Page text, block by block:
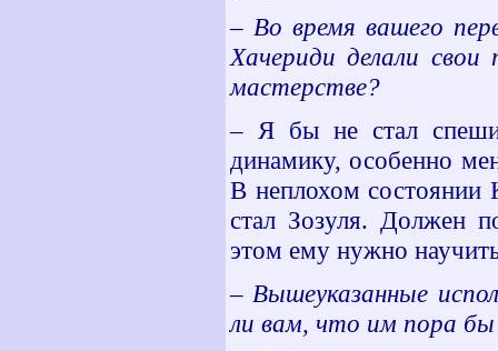
– Во время вашего
Хачериди делали
мастерстве?
– Я бы не стал
динамику, особенно
В неплохом
стал Зозуля. Должен
этом ему нужно
– Вышеуказанные
ли вам, что им пора